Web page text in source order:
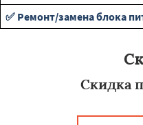
✅ Ремонт/замена блока
Скидка